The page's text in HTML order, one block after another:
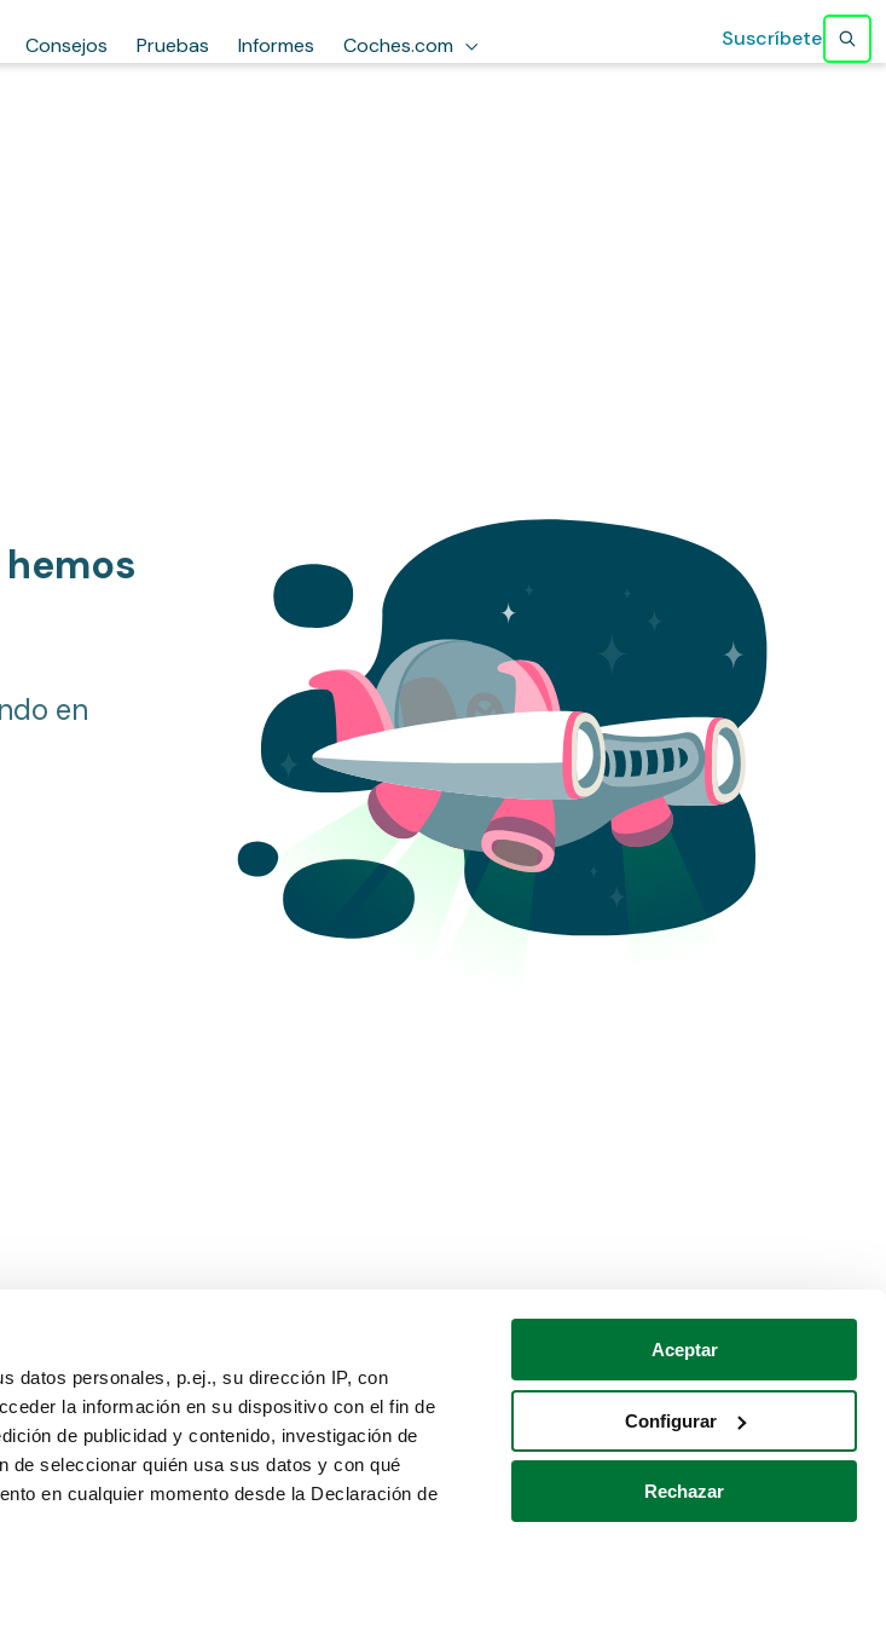
datos personales, p.ej., su dirección IP, con
la información en su dispositivo con el fin de
de publicidad y contenido, investigación de
de seleccionar quién usa sus datos y con qué
en cualquier momento desde la Declaración de
Aceptar
Configurar
Rechazar
Consejos Pruebas Informes Coches.com Suscríbete
en